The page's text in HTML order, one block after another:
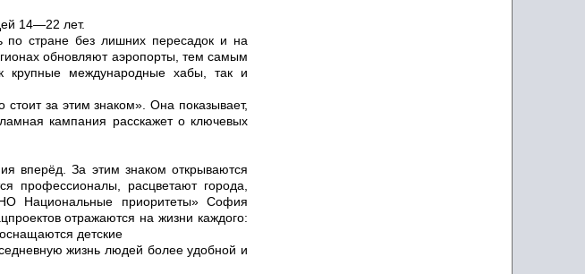
14—22 лет.
по стране без лишних пересадок и на
обновляют аэропорты, тем самым
крупные международные хабы, так и
стоит за этим знаком» . Она показывает,
кампания расскажет о ключевых
вперёд. За этим знаком открываются
профессионалы, расцветают города,
Национальные приоритеты» София
отражаются на жизни каждого:
детские
жизнь людей более удобной и